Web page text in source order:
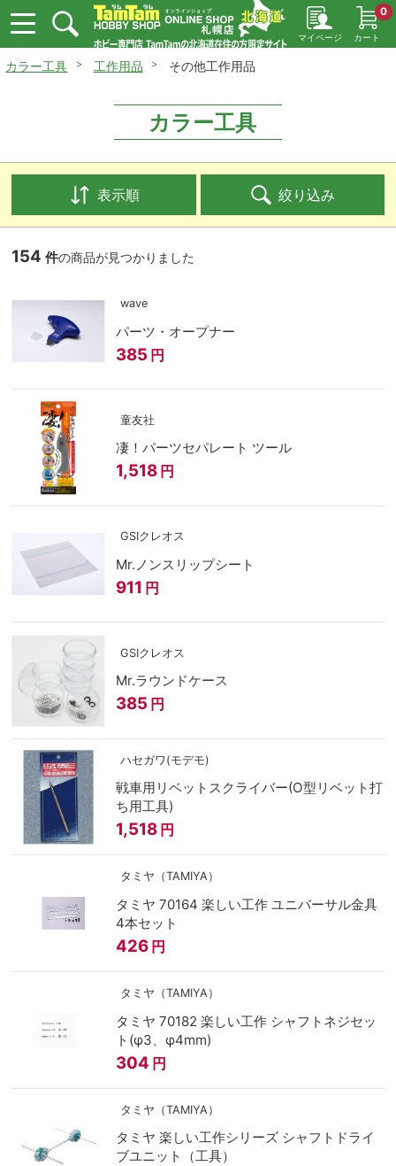
マイページ カート
0
カラー工具 工作用品 その他工作用品
カラー工具
表示順 絞り込み
154 件の商品が見つかりました
wave
パーツ・オープナー
385 円
童友社
凄！パーツセパレート ツール
1,518 円
GSIクレオス
Mr.ノンスリップシート
911 円
GSIクレオス
Mr.ラウンドケース
385 円
ハセガワ(モデモ)
戦車用リベットスクライバー(O型リベット打
ち用工具)
1,518 円
タミヤ（TAMIYA）
タミヤ 70164 楽しい工作 ユニバーサル金具
4本セット
426 円
タミヤ（TAMIYA）
タミヤ 70182 楽しい工作 シャフトネジセッ
ト(φ3、φ4mm)
304 円
タミヤ（TAMIYA）
タミヤ 楽しい工作シリーズ シャフトドライ
ブユニット（工具）